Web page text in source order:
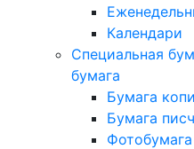
Календари
Специальная
бумага
Бумага
Бумага
Фотобумага